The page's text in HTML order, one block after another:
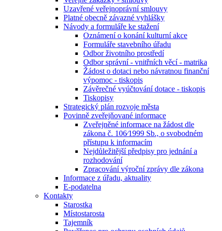
Uzavřené veřejnoprávní smlouvy
Platné obecně závazné vyhlášky
Návody a formuláře ke stažení
Oznámení o konání kulturní akce
Formuláře stavebního úřadu
Odbor životního prostředí
Odbor správní - vnitřních věcí - matrika
Žádost o dotaci nebo návratnou finanční
výpomoc - tiskopis
Závěrečné vyúčtování dotace - tiskopis
Tiskopisy
Strategický plán rozvoje města
Povinně zveřejňované informace
Zveřejněné informace na žádost dle
zákona č. 106⁄1999 Sb., o svobodném
přístupu k informacím
Nejdůležitější předpisy pro jednání a
rozhodování
Zpracování výroční zprávy dle zákona
Informace z úřadu, aktuality
E-podatelna
Kontakty
Starostka
Místostarosta
Tajemník